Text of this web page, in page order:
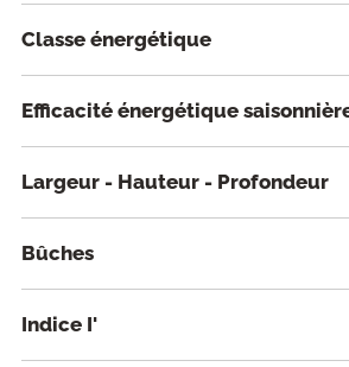
Classe énergétique
Efficacité énergétique
Largeur - Hauteur - Profondeur
Bûches
Indice I'